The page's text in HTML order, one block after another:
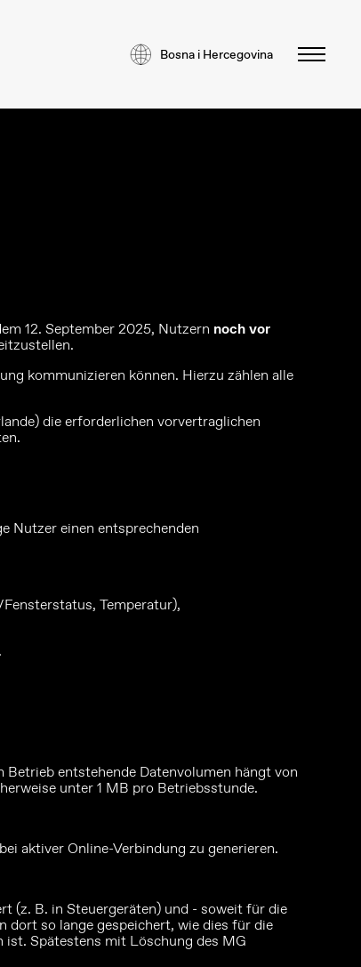
Bosna i Hercegovina
12. September 2025, Nutzern noch vor
kommunizieren können. Hierzu zählen alle
die erforderlichen vorvertraglichen
Nutzer einen entsprechenden
Temperatur),
entstehende Datenvolumen hängt von
unter 1 MB pro Betriebsstunde.
aktiver Online-Verbindung zu generieren.
(z. B. in Steuergeräten) und - soweit für die
dort so lange gespeichert, wie dies für die
Spätestens mit Löschung des MG